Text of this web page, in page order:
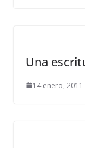
Una
14 enero, 2011